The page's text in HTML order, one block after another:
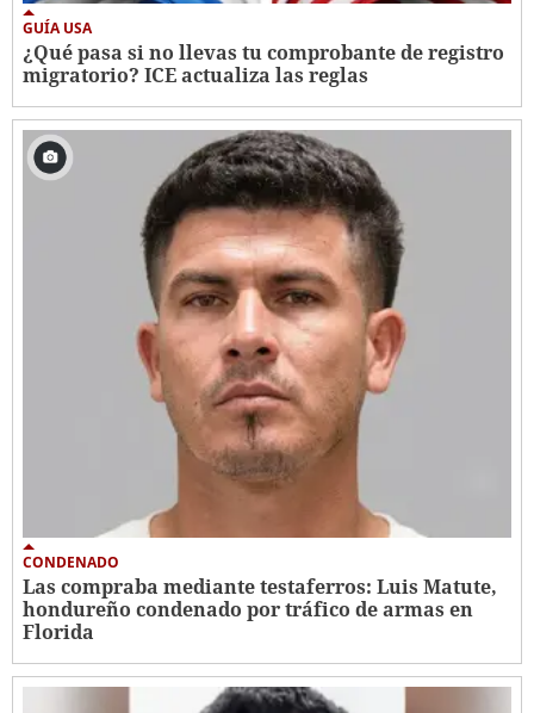
GUÍA USA
¿Qué pasa si no llevas tu comprobante de registro
migratorio? ICE actualiza las reglas
CONDENADO
Las compraba mediante testaferros: Luis Matute,
hondureño condenado por tráfico de armas en
Florida